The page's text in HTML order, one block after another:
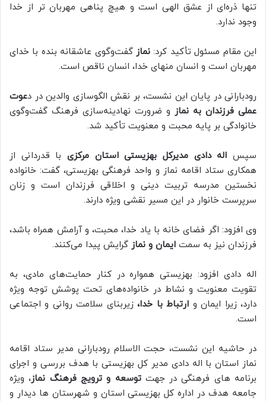
تنها ذره‌ای از عشق الهی است و هیچ پناهی مهربان ‌تر از خدا
وجود ندارد.
این مقام مسئول تأکید کرد:نماز گفت‌وگوی عاشقانه بنده با خدای
مهربان است و انسان منهای خدا، انسان ناقص است.
رودبارانی در پایان این نشست، بر نقش الگوسازی والدین در دعوت
عملی فرزندان به نماز و ضرورت نهادینه‌سازی فرهنگ گفت‌وگوی
خانوادگی بر پایه محبت و معنویت تأکید شد.
سپس اله ‌دادی مدیرکل بهزیستی استان مرکزی با قدردانی از
همکاری ستاد اقامه نماز و واحد فرهنگی بهزیستی، گفت: خانواده
نخستین مدرسه تربیت دینی و اخلاقی فرزندان است و زنان
سرپرست خانوار در این مسیر نقشی ویژه دارند.
وی افزود: اگر فضای خانه با یاد خدا، محبت، و آرامش همراه باشد،
فرزندان نیز به سمت ایمان و نماز گرایش پیدا می‌کنند.
اله دادی افزود: بهزیستی همواره در کنار حمایت‌های مادی، به
تقویت معنویت و نشاط در خانواده‌های تحت پوشش توجه ویژه
دارد، زیرا ایمان و ارتباط با خدا،زیربنای سلامت روانی و اجتماعی
است.
در حاشیه این نشست، حجت الاسلام رودبارانی مدیر ستاد اقامه
نماز استان با اله دادی مدیر کل بهزیستی با هدف بررسی و اجرای
برنامه های فرهنگی در جهتتوسعه و ترویج فرهنگ نماز، ویژه
جامعه هدف در اداره کل بهزیستی استان و شهرستان ها دیدار و